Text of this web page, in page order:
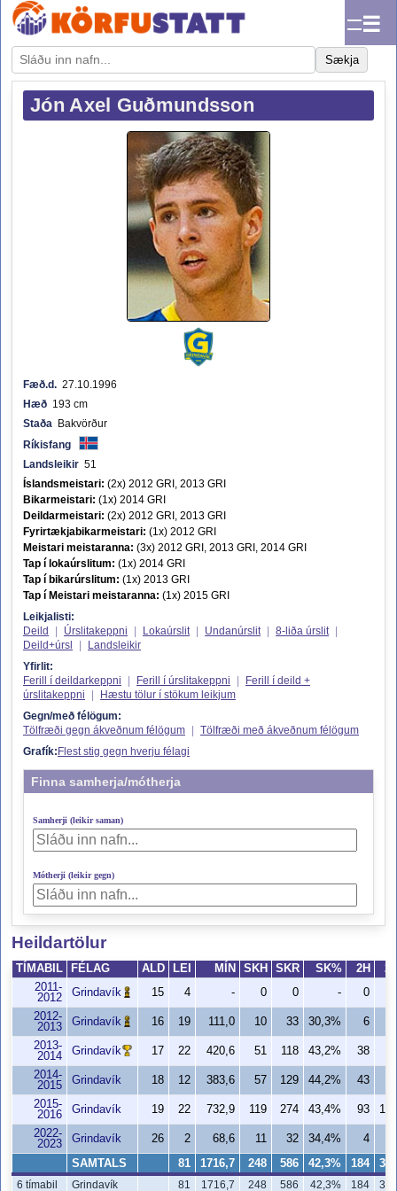
☰
Sækja
Jón Axel Guðmundsson
Fæð.d. 27.10.1996
Hæð 193 cm
Staða Bakvörður
Ríkisfang
Landsleikir 51
Íslandsmeistari: (2x) 2012 GRI, 2013 GRI
Bikarmeistari: (1x) 2014 GRI
Deildarmeistari: (2x) 2012 GRI, 2013 GRI
Fyrirtækjabikarmeistari: (1x) 2012 GRI
Meistari meistaranna: (3x) 2012 GRI, 2013 GRI, 2014 GRI
Tap í lokaúrslitum: (1x) 2014 GRI
Tap í bikarúrslitum: (1x) 2013 GRI
Tap í Meistari meistaranna: (1x) 2015 GRI
Leikjalisti:
Deild
Úrslitakeppni Lokaúrslit Undanúrslit 8-liða úrslit
Deild+úrsl
Landsleikir
Yfirlit:
Ferill í deildarkeppni
Ferill í úrslitakeppni
Ferill í deild +
úrslitakeppni
Hæstu tölur í stökum leikjum
Gegn/með félögum:
Tölfræði gegn ákveðnum félögum
Tölfræði með ákveðnum félögum
Grafík: Flest stig gegn hverju félagi
Finna samherja/mótherja
Samherji (leikir saman)
Mótherji (leikir gegn)
Heildartölur
TÍMABIL FÉLAG ALD LEI MÍN SKH SKR SK% 2H
2011-
2012
Grindavík 15 4 - 0 0 - 0
2012-
2013
Grindavík 16 19 111,0 10 33 30,3% 6
2013-
2014
Grindavík 17 22 420,6 51 118 43,2% 38
2014-
2015
Grindavík 18 12 383,6 57 129 44,2% 43
2015-
2016
Grindavík 19 22 732,9 119 274 43,4% 93
181
2022-
2023
Grindavík 26 2 68,6 11 32 34,4% 4
SAMTALS 81 1716,7 248 586 42,3% 184 362
6 tímabil Grindavík 81 1716,7 248 586 42,3% 184 362